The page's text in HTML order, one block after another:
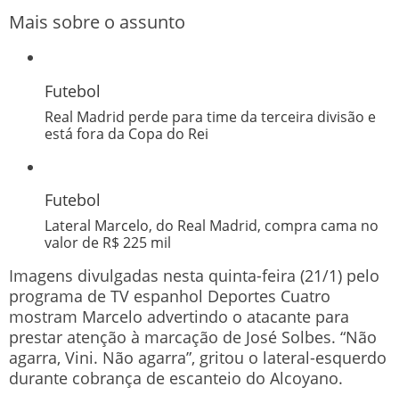
Mais sobre o assunto
Futebol
Real Madrid perde para time da terceira divisão e
está fora da Copa do Rei
Futebol
Lateral Marcelo, do Real Madrid, compra cama no
valor de R$ 225 mil
Imagens divulgadas nesta quinta-feira (21/1) pelo
programa de TV espanhol Deportes Cuatro
mostram Marcelo advertindo o atacante para
prestar atenção à marcação de José Solbes. “Não
agarra, Vini. Não agarra”, gritou o lateral-esquerdo
durante cobrança de escanteio do Alcoyano.